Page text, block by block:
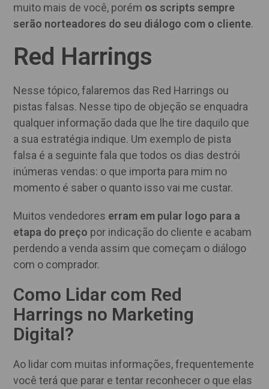
muito mais de você, porém os scripts sempre
serão norteadores do seu diálogo com o cliente.
Red Harrings
Nesse tópico, falaremos das Red Harrings ou
pistas falsas. Nesse tipo de objeção se enquadra
qualquer informação dada que lhe tire daquilo que
a sua estratégia indique. Um exemplo de pista
falsa é a seguinte fala que todos os dias destrói
inúmeras vendas: o que importa para mim no
momento é saber o quanto isso vai me custar.
Muitos vendedores erram em pular logo para a
etapa do preço por indicação do cliente e acabam
perdendo a venda assim que começam o diálogo
com o comprador.
Como Lidar com Red
Harrings no Marketing
Digital?
Ao lidar com muitas informações, frequentemente
você terá que parar e tentar reconhecer o que elas